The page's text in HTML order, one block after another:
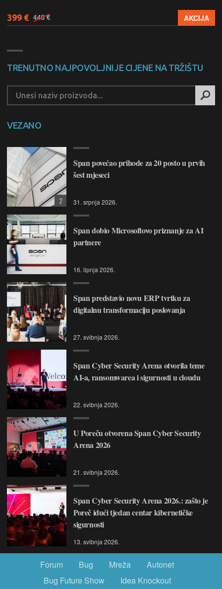
399 € 448 € AKCIJA
TRENUTNO NAJPOVOLJNIJE CIJENE NA TRŽIŠTU
VEZANO
Span povećao prihode za 20 posto u prvih
šest mjeseci
31. srpnja 2026.
2
Span dobio Microsoftovo priznanje za AI
partnere
16. lipnja 2026.
Span predstavio novu ERP tvrtku za
digitalnu transformaciju poslovanja
27. svibnja 2026.
Span Cyber Security Arena otvorila teme
AI-a, ransomwarea i sigurnosti u cloudu
22. svibnja 2026.
U Poreču otvorena Span Cyber Security
Arena 2026
21. svibnja 2026.
Span Cyber Security Arena 2026.: zašto je
Poreč idući tjedan centar kibernetičke
sigurnosti
13. svibnja 2026.
Forum Bug Mreža
Autonet
Bug Future Show
Idea Knockout